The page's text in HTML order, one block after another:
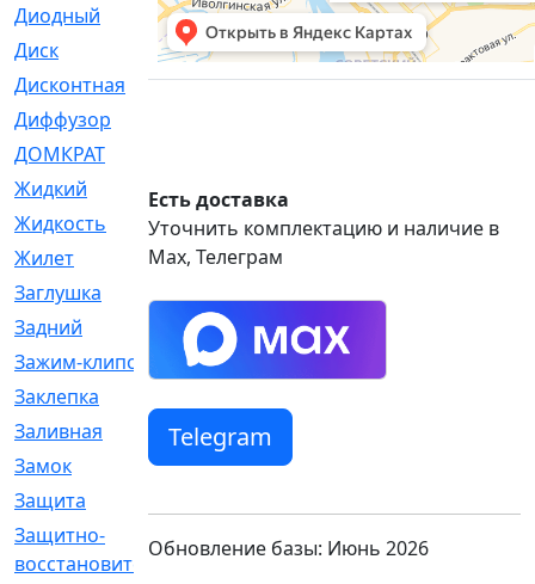
Диодный
[3]
Диск
[418]
Дисконтная
[1]
Диффузор
ДОМКРАТ
Жидкий
[5]
Жидкость
[80]
Жилет
[1]
Заглушка
[21]
Задний
[528]
Зажим-клипса
[1]
Заклепка
Заливная
[4]
Замок
[12]
Защита
Защитно-
восстановительный
Есть доставка
Уточнить комплектацию и наличие в
Max, Телеграм
Telegram
Обновление базы: Июнь 2026